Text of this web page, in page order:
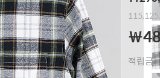
￦
적립금